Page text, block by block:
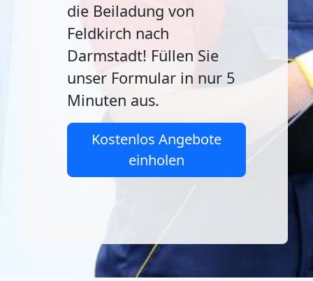
die Beiladung von
Feldkirch nach
Darmstadt! Füllen Sie
unser Formular in nur 5
Minuten aus.
Kostenlos Angebote
einholen